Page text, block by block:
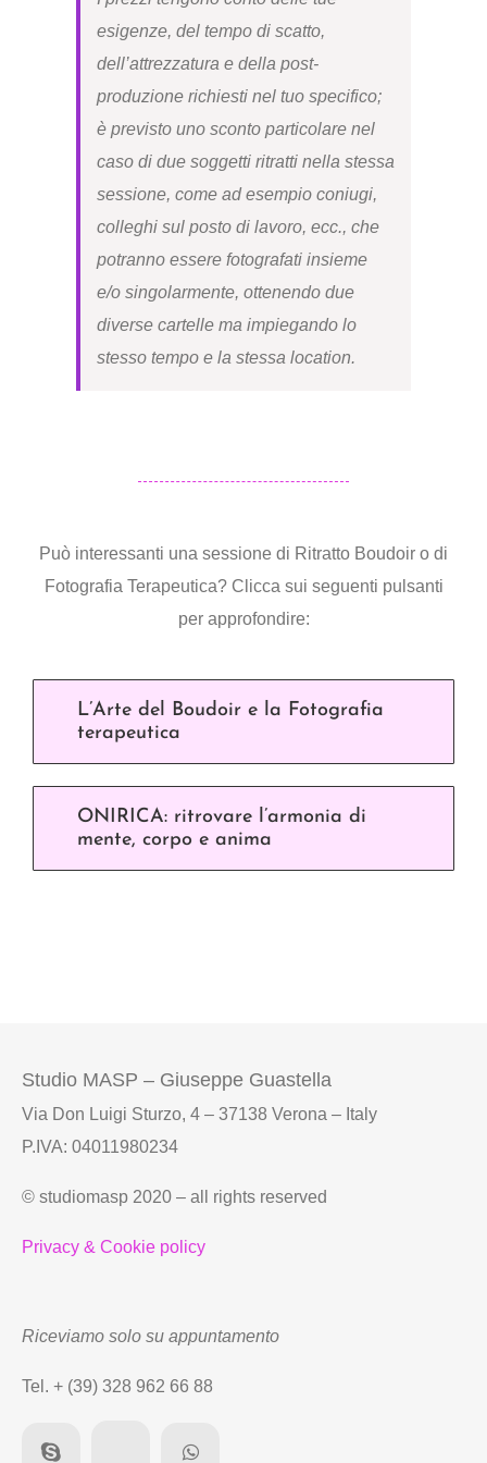
esigenze, del tempo di scatto,
dell’attrezzatura e della post-
produzione richiesti nel tuo specifico;
è previsto uno sconto particolare nel
caso di due soggetti ritratti nella stessa
sessione, come ad esempio coniugi,
colleghi sul posto di lavoro, ecc., che
potranno essere fotografati insieme
e/o singolarmente, ottenendo due
diverse cartelle ma impiegando lo
stesso tempo e la stessa location.
Può interessanti una sessione di Ritratto Boudoir o di
Fotografia Terapeutica? Clicca sui seguenti pulsanti
per approfondire:
L’Arte del Boudoir e la Fotografia
terapeutica
ONIRICA: ritrovare l’armonia di
mente, corpo e anima
Studio MASP – Giuseppe Guastella
Via Don Luigi Sturzo, 4 – 37138 Verona – Italy
P.IVA: 04011980234
© studiomasp 2020 – all rights reserved
Privacy & Cookie policy
Riceviamo solo su appuntamento
Tel. + (39) 328 962 66 88